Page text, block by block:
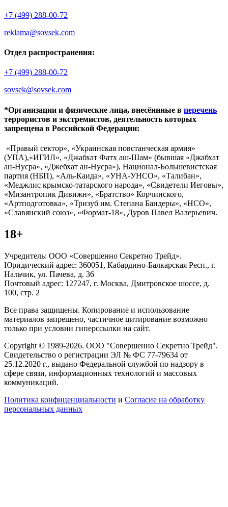
+7 (499) 288-00-72
reklama@sovsek.com
Отдел распространения:
+7 (499) 288-00-72
sovsek@sovsek.com
*Организации и физические лица, внесённные в перечень
террористов и экстремистов, деятельность которых
запрещена в Российской Федерации:
«Правый сектор», «Украинская повстанческая армия»
(УПА),«ИГИЛ», «Джабхат Фатх аш-Шам» (бывшая «Джабхат
ан-Нусра», «Джебхат ан-Нусра»), Национал-Большевистская
партия (НБП), «Аль-Каида», «УНА-УНСО», «Талибан»,
«Меджлис крымско-татарского народа», «Свидетели Иеговы»,
«Мизантропик Дивижн», «Братство» Корчинского,
«Артподготовка», «Тризуб им. Степана Бандеры», «НСО»,
«Славянский союз», «Формат-18», Дуров Павел Валерьевич.
18+
Учредитель: ООО «Совершенно Секретно Трейд».
Юридический адрес: 360051, Кабардино-Балкарская Респ., г.
Нальчик, ул. Пачева, д. 36
Почтовый адрес: 127247, г. Москва, Дмитровское шоссе, д.
100, стр. 2
Все права защищены. Копирование и использование
материалов запрещено, частичное цитирование возможно
только при условии гиперссылки на сайт.
Copyright © 1989-2026. ООО "Совершенно Секретно Трейд".
Свидетельство о регистрации ЭЛ № ФС 77-79634 от
25.12.2020 г., выдано Федеральной службой по надзору в
сфере связи, информационных технологий и массовых
коммуникаций.
Политика конфиценциальности и Согласие на обработку
персональных данных